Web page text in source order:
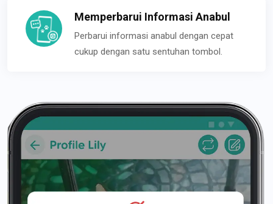
Memperbarui Informasi Anabul
Perbarui informasi anabul dengan cepat
cukup dengan satu sentuhan tombol.